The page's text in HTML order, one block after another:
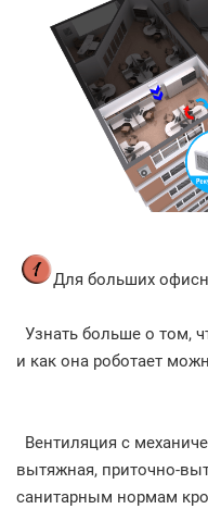
Для больших
Узнать больше о том,
и как она роботает
Вентиляция с
вытяжная, приточно-
санитарным нормам